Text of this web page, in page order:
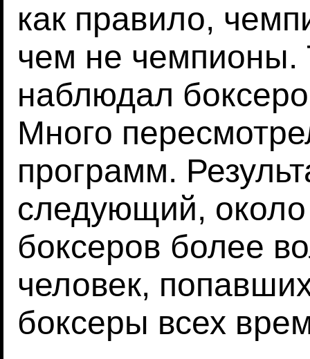
как правило,
чем не чемпионы.
наблюдал
Много
программ.
следующий,
боксеров более
человек,
боксеры всех